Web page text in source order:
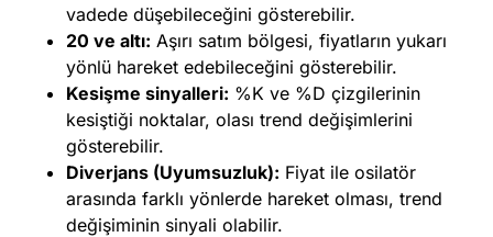
vadede düşebileceğini gösterebilir.
20 ve altı: Aşırı satım bölgesi, fiyatların yukarı
yönlü hareket edebileceğini gösterebilir.
Kesişme sinyalleri: %K ve %D çizgilerinin
kesiştiği noktalar, olası trend değişimlerini
gösterebilir.
Diverjans (Uyumsuzluk): Fiyat ile osilatör
arasında farklı yönlerde hareket olması, trend
değişiminin sinyali olabilir.